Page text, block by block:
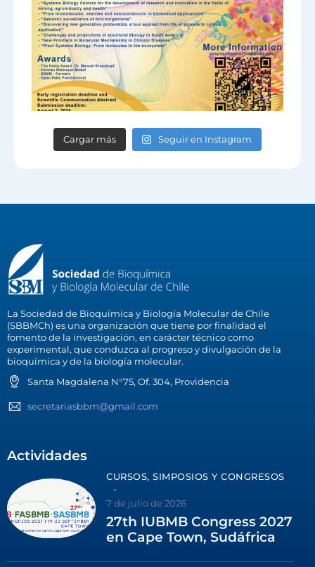
Cargar más Seguir en Instagram
La Sociedad de Bioquímica y Biología Molecular de Chile
(SBBMCh) es una organización que tiene por finalidad el
fomento de la investigación, en carácter técnico como
experimental, que conduzca al progreso y divulgación de la
bioquímica y de la biología molecular.
Santa Magdalena N°75, Of. 304, Providencia
secretariasbbm@gmail.com
Actividades
CURSOS, SIMPOSIOS Y CONGRESOS
7 de julio de 2026
27th IUBMB Congress 2027
en Cape Town, Sudáfrica